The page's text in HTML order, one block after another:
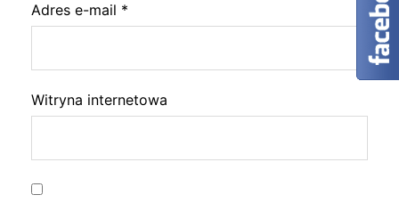
Adres e-mail *
Witryna internetowa